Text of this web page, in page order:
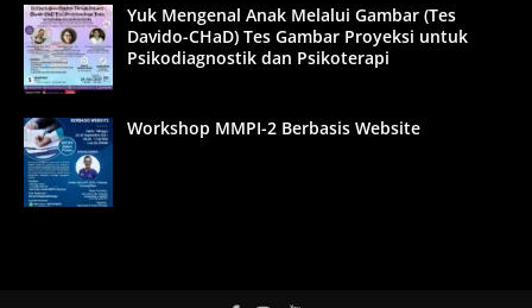
Yuk Mengenal Anak Melalui Gambar (Tes
Davido-CHaD) Tes Gambar Proyeksi untuk
Psikodiagnostik dan Psikoterapi
Workshop MMPI-2 Berbasis Website